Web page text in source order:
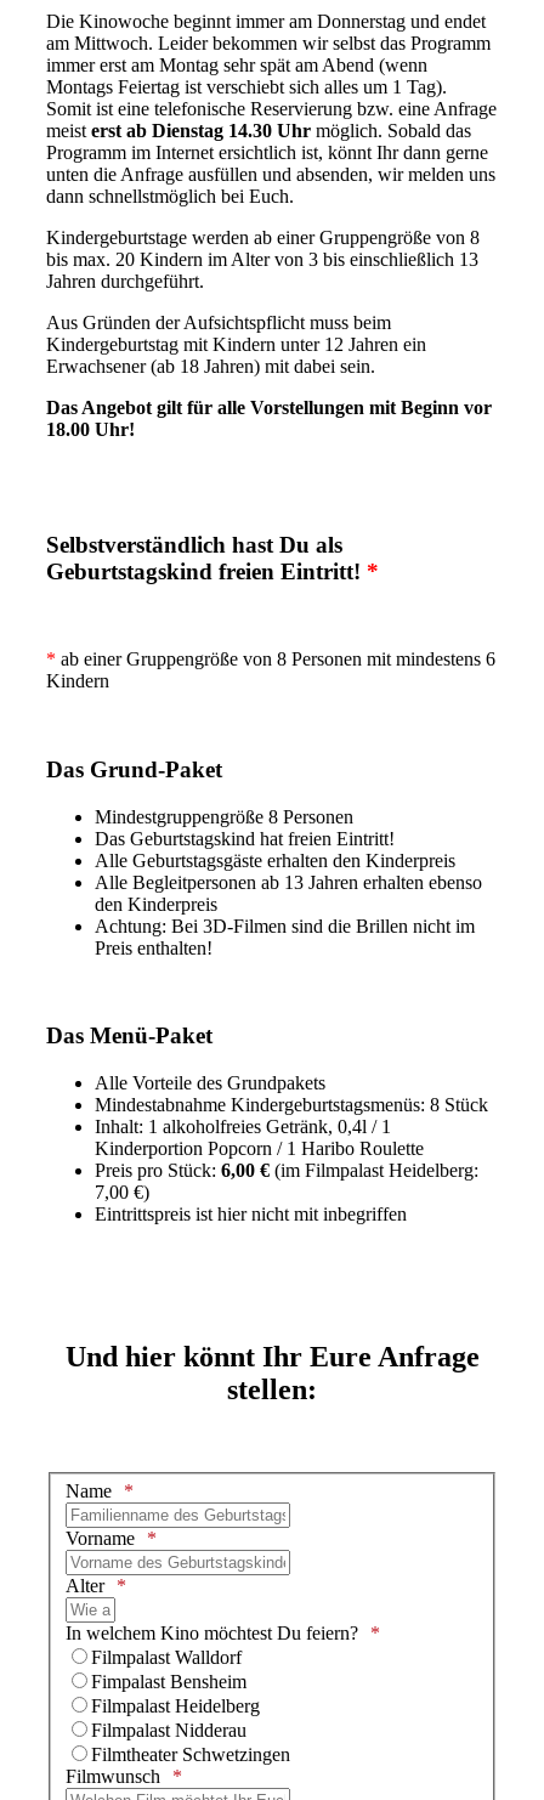
Die Kinowoche beginnt immer am Donnerstag und endet
am Mittwoch. Leider bekommen wir selbst das Programm
immer erst am Montag sehr spät am Abend (wenn
Montags Feiertag ist verschiebt sich alles um 1 Tag).
Somit ist eine telefonische Reservierung bzw. eine Anfrage
meist erst ab Dienstag 14.30 Uhr möglich. Sobald das
Programm im Internet ersichtlich ist, könnt Ihr dann gerne
unten die Anfrage ausfüllen und absenden, wir melden uns
dann schnellstmöglich bei Euch.
Kindergeburtstage werden ab einer Gruppengröße von 8
bis max. 20 Kindern im Alter von 3 bis einschließlich 13
Jahren durchgeführt.
Aus Gründen der Aufsichtspflicht muss beim
Kindergeburtstag mit Kindern unter 12 Jahren ein
Erwachsener (ab 18 Jahren) mit dabei sein.
Das Angebot gilt für alle Vorstellungen mit Beginn vor
18.00 Uhr!
Selbstverständlich hast Du als
Geburtstagskind freien Eintritt! *
* ab einer Gruppengröße von 8 Personen mit mindestens 6
Kindern
Das Grund-Paket
Mindestgruppengröße 8 Personen
Das Geburtstagskind hat freien Eintritt!
Alle Geburtstagsgäste erhalten den Kinderpreis
Alle Begleitpersonen ab 13 Jahren erhalten ebenso
den Kinderpreis
Achtung: Bei 3D-Filmen sind die Brillen nicht im
Preis enthalten!
Das Menü-Paket
Alle Vorteile des Grundpakets
Mindestabnahme Kindergeburtstagsmenüs: 8 Stück
Inhalt: 1 alkoholfreies Getränk, 0,4l / 1
Kinderportion Popcorn / 1 Haribo Roulette
Preis pro Stück: 6,00 € (im Filmpalast Heidelberg:
7,00 €)
Eintrittspreis ist hier nicht mit inbegriffen
Und hier könnt Ihr Eure Anfrage
stellen:
Name
Vorname
Alter
In welchem Kino möchtest Du feiern?
Filmpalast Walldorf
Fimpalast Bensheim
Filmpalast Heidelberg
Filmpalast Nidderau
Filmtheater Schwetzingen
Filmwunsch